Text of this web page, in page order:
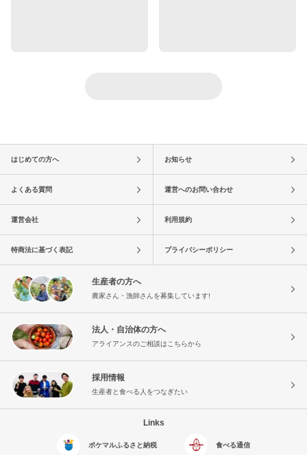
はじめての方へ お知らせ
よくある質問 運営へのお問い合わせ
運営会社 利用規約
特商法に基づく表記 プライバシーポリシー
生産者の方へ
農家さん・漁師さんを募集しています!
法人・自治体の方へ
アライアンスのご相談はこちらから
採用情報
生産者と食べる人をつなぎたい
Links
ポケマルふるさと納税 食べる通信